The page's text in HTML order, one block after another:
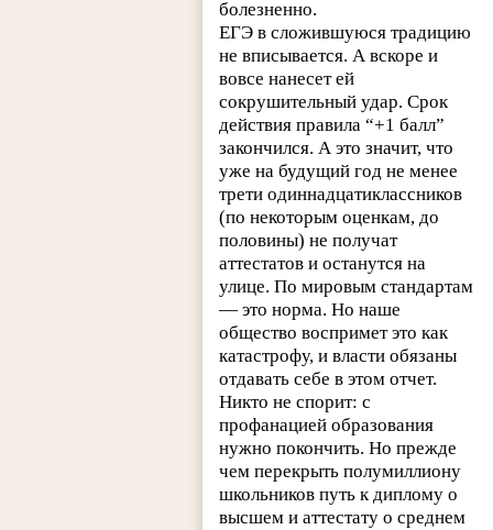
болезненно.
ЕГЭ в сложившуюся традицию
не вписывается. А вскоре и
вовсе нанесет ей
сокрушительный удар. Срок
действия правила “+1 балл”
закончился. А это значит, что
уже на будущий год не менее
трети одиннадцатиклассников
(по некоторым оценкам, до
половины) не получат
аттестатов и останутся на
улице. По мировым стандартам
— это норма. Но наше
общество воспримет это как
катастрофу, и власти обязаны
отдавать себе в этом отчет.
Никто не спорит: с
профанацией образования
нужно покончить. Но прежде
чем перекрыть полумиллиону
школьников путь к диплому о
высшем и аттестату о среднем